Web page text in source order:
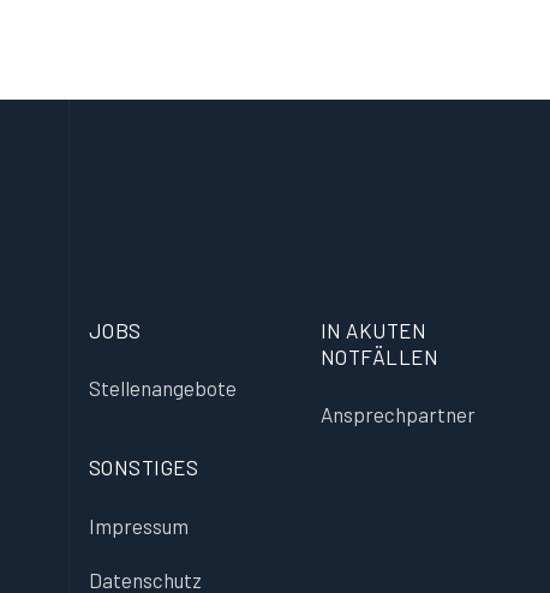
JOBS
Stellenangebote
SONSTIGES
Impressum
Datenschutz
IN AKUTEN
NOTFÄLLEN
Ansprechpartner